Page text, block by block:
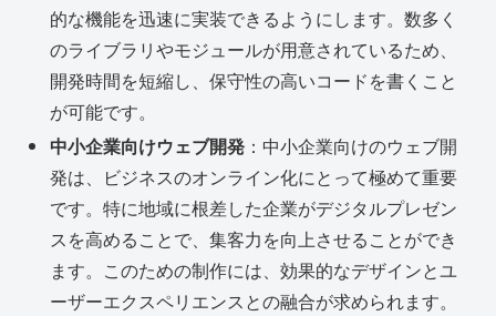
的な機能を迅速に実装できるようにします。数多く
のライブラリやモジュールが用意されているため、
開発時間を短縮し、保守性の高いコードを書くこと
が可能です。
中小企業向けウェブ開発 ：中小企業向けのウェブ開
発は、ビジネスのオンライン化にとって極めて重要
です。特に地域に根差した企業がデジタルプレゼン
スを高めることで、集客力を向上させることができ
ます。このための制作には、効果的なデザインとユ
ーザーエクスペリエンスとの融合が求められます。